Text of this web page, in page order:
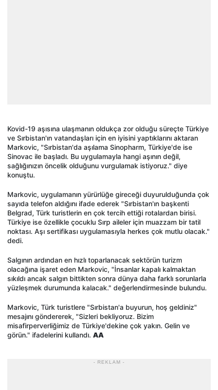
Kovid-19 aşısına ulaşmanın oldukça zor olduğu süreçte Türkiye
ve Sırbistan'ın vatandaşları için en iyisini yaptıklarını aktaran
Markovic, "Sırbistan'da aşılama Sinopharm, Türkiye'de ise
Sinovac ile başladı. Bu uygulamayla hangi aşının değil,
sağlığınızın öncelik olduğunu vurgulamak istiyoruz." diye
konuştu.
Markovic, uygulamanın yürürlüğe gireceği duyurulduğunda çok
sayıda telefon aldığını ifade ederek "Sırbistan'ın başkenti
Belgrad, Türk turistlerin en çok tercih ettiği rotalardan birisi.
Türkiye ise özellikle çocuklu Sırp aileler için muazzam bir tatil
noktası. Aşı sertifikası uygulamasıyla herkes çok mutlu olacak."
dedi.
Salgının ardından en hızlı toparlanacak sektörün turizm
olacağına işaret eden Markovic, "İnsanlar kapalı kalmaktan
sıkıldı ancak salgın bittikten sonra dünya daha farklı sorunlarla
yüzleşmek durumunda kalacak." değerlendirmesinde bulundu.
Markovic, Türk turistlere "Sırbistan'a buyurun, hoş geldiniz"
mesajını göndererek, "Sizleri bekliyoruz. Bizim
misafirperverliğimiz de Türkiye'dekine çok yakın. Gelin ve
görün." ifadelerini kullandı. AA
- REKLAM -